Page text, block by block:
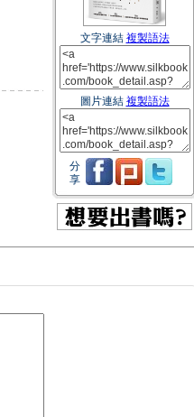
文字連結 複製語法
圖片連結 複製語法
分
享